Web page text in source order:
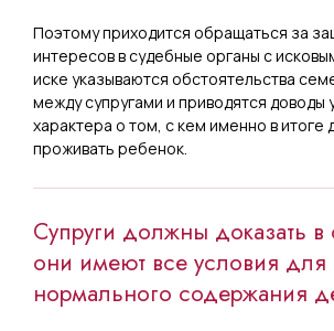
Поэтому приходится обращаться за
интересов в судебные органы с
иске указываются обстоятельства
между супругами и приводятся доводы
характера о том, с кем именно в итоге
проживать ребенок.
Супруги должны доказать в
они имеют все условия для
нормального содержания